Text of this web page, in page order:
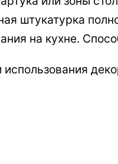
штукатурка
на кухне.